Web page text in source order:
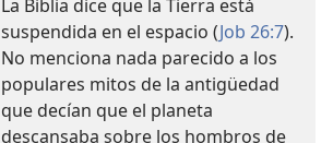
La Biblia dice que la Tierra está
suspendida en el espacio (Job 26:7).
No menciona nada parecido a los
populares mitos de la antigüedad
que decían que el planeta
descansaba sobre los hombros de